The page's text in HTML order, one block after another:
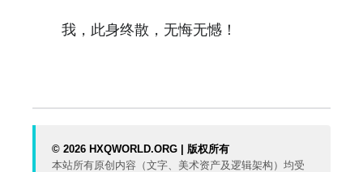
我，此身终散，无悔无憾！
© 2026 HXQWORLD.ORG | 版权所有
本站所有原创内容（文字、美术资产及逻辑架构）均受